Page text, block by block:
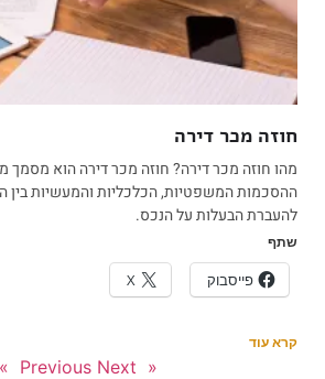
חוזה מכר דירה
מהו חוזה מכר דירה? חוזה מכר דירה הוא מסמך
ההסכמות המשפטיות, הכלכליות והמעשיות בין
להעברת הבעלות על הנכס.
שתף
פייסבוק X
קרא עוד
« Previous
Next »